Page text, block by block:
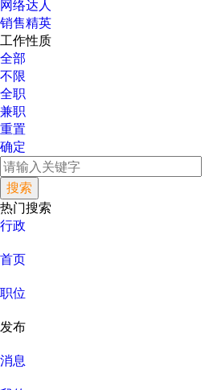
网络达人
销售精英
工作性质
全部
不限
全职
兼职
重置
确定
热门搜索
行政
首页
职位
发布
消息